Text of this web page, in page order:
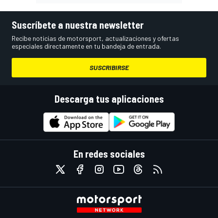
Suscríbete a nuestra newsletter
Recibe noticias de motorsport, actualizaciones y ofertas
especiales directamente en tu bandeja de entrada.
SUSCRIBIRSE
Descarga tus aplicaciones
En redes sociales